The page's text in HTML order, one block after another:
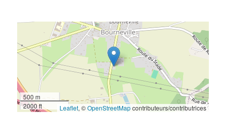
500 m
2000 ft
Leaflet, ©OpenStreetMapcontributeurs/contributrices